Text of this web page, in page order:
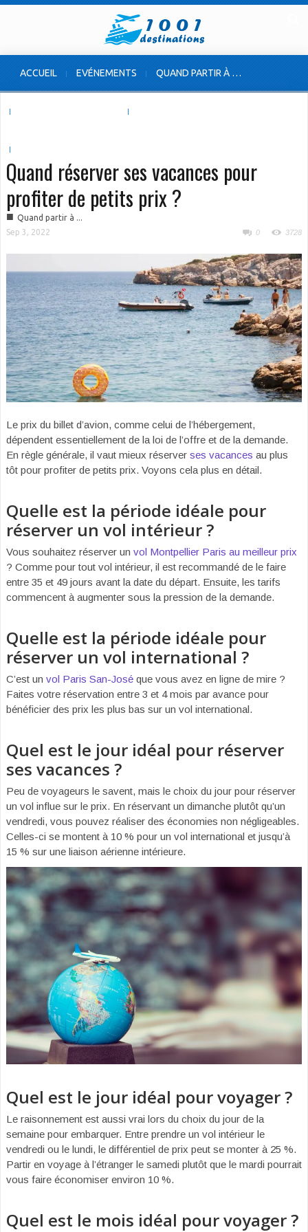
ACCUEIL EVÉNEMENTS QUAND PARTIR À …
Quand réserver ses vacances pour
profiter de petits prix ?
■ Quand partir à ...
Sep 3, 2022
0 3728
Le prix du billet d’avion, comme celui de l’hébergement,
dépendent essentiellement de la loi de l’offre et de la demande.
En règle générale, il vaut mieux réserver ses vacances au plus
tôt pour profiter de petits prix. Voyons cela plus en détail.
Quelle est la période idéale pour
réserver un vol intérieur ?
Vous souhaitez réserver un vol Montpellier Paris au meilleur prix
? Comme pour tout vol intérieur, il est recommandé de le faire
entre 35 et 49 jours avant la date du départ. Ensuite, les tarifs
commencent à augmenter sous la pression de la demande.
Quelle est la période idéale pour
réserver un vol international ?
C’est un vol Paris San-José que vous avez en ligne de mire ?
Faites votre réservation entre 3 et 4 mois par avance pour
bénéficier des prix les plus bas sur un vol international.
Quel est le jour idéal pour réserver
ses vacances ?
Peu de voyageurs le savent, mais le choix du jour pour réserver
un vol influe sur le prix. En réservant un dimanche plutôt qu’un
vendredi, vous pouvez réaliser des économies non négligeables.
Celles-ci se montent à 10 % pour un vol international et jusqu’à
15 % sur une liaison aérienne intérieure.
Quel est le jour idéal pour voyager ?
Le raisonnement est aussi vrai lors du choix du jour de la
semaine pour embarquer. Entre prendre un vol intérieur le
vendredi ou le lundi, le différentiel de prix peut se monter à 25 %.
Partir en voyage à l’étranger le samedi plutôt que le mardi pourrait
vous faire économiser environ 10 %.
Quel est le mois idéal pour voyager ?